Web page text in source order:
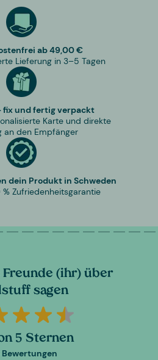
ab 49,00 €
Lieferung in 3–5 Tagen
fix und fertig verpackt
Karte und direkte
an den Empfänger
dein Produkt in Schweden
Zufriedenheitsgarantie
Freunde (ihr) über
sagen
5 Sternen
Bewertungen